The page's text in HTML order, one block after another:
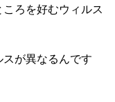
ろを好むウィルス
が異なるんです